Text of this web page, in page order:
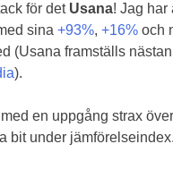
för det Usana! Jag har
sina +93%, +16% och
(Usana framställs nästan
).
en uppgång strax över
bit under jämförelseindex.